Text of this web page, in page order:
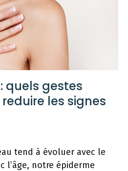
quels gestes
les signes
tend à évoluer avec le
l’âge, notre épiderme